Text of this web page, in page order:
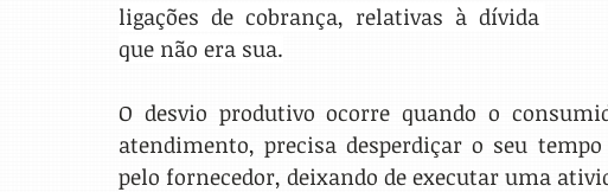
ligações de cobrança, relativas à dívida
que não era sua.
O desvio produtivo ocorre quando o
atendimento, precisa desperdiçar o seu
pelo fornecedor, deixando de executar uma